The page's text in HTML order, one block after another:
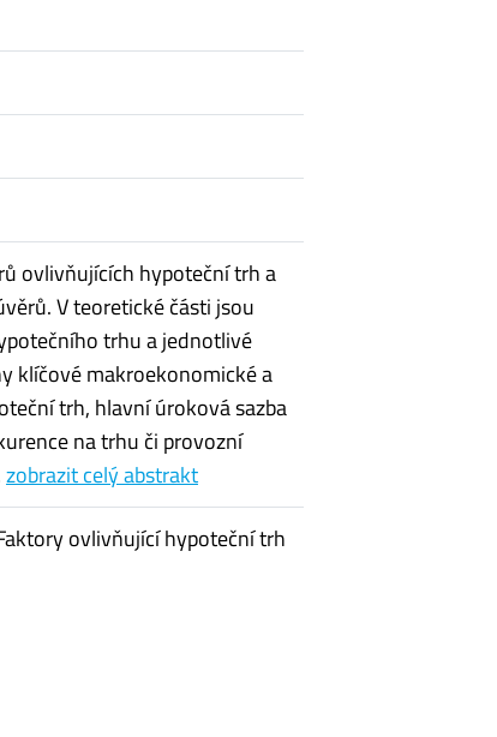
ovlivňujících hypoteční trh a
V teoretické části jsou
trhu a jednotlivé
klíčové makroekonomické a
trh, hlavní úroková sazba
na trhu či provozní
zobrazit celý abstrakt
ovlivňující hypoteční trh